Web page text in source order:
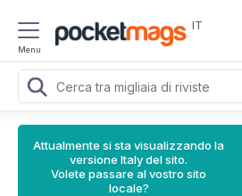
Menu
IT
Attualmente si sta visualizzando la
versione Italy del sito.
Volete passare al vostro sito
locale?